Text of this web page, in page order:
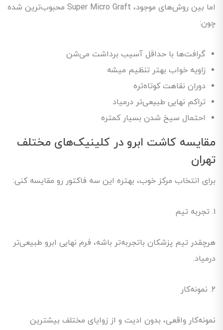
اما بین روش‌های موجود، Super Micro Graft محبوب‌ترین شده
چون:
گرافت‌ها با حداقل آسیب برداشت می‌شن
زاویه خواب بهتر تنظیم میشه
دوران نقاهت کوتاه‌تره
تراکم نهایی طبیعی‌تر درمیاد
احتمال سیخ شدن بسیار کمتره
مقایسه کاشت ابرو در کلینیک‌های مختلف
تهران
برای انتخاب مرکز خوب، بهتره این سه فاکتور رو مقایسه کنی:
۱. تجربه تیم
هرچقدر تیم پزشکان باتجربه‌تر باشه، فرم نهایی ابرو طبیعی‌تر
درمیاد.
۲. نمونه‌کار
نمونه‌کار واقعی، بدون ادیت و از زوایای مختلف بیشترین